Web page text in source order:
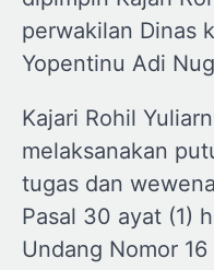
perwakilan Dinas
Yopentinu Adi
Kajari Rohil
melaksanakan
tugas dan
Pasal 30 ayat (1)
Undang Nomor